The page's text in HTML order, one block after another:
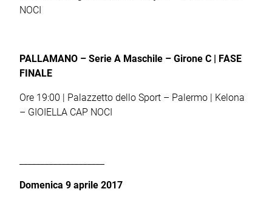
NOCI
PALLAMANO – Serie A Maschile – Girone C | FASE
FINALE
Ore 19:00 | Palazzetto dello Sport – Palermo | Kelona
– GIOIELLA CAP NOCI
Domenica 9 aprile 2017